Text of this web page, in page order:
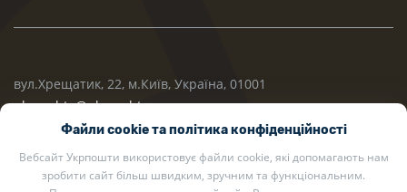
вул.Хрещатик, 22, м.Київ, Україна, 01001
ukrposhta@ukrposhta.ua
Файли cookie та політика конфіденційності
Вебсайт Укрпошти використовує файли cookie, які допомагають нам
зробити сайт більш швидким, зручним та функціональним.